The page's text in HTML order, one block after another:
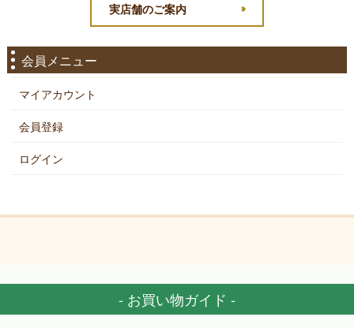
実店舗のご案内
会員メニュー
マイアカウント
会員登録
ログイン
- お買い物ガイド -